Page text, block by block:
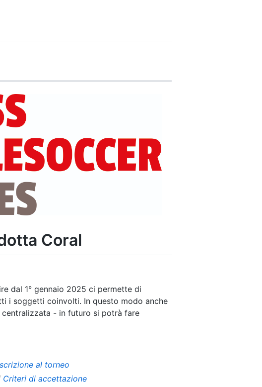
Coral
dal 1° gennaio 2025 ci permette di
i soggetti coinvolti. In questo modo anche
centralizzata - in futuro si potrà fare
al torneo
Criteri di accettazione